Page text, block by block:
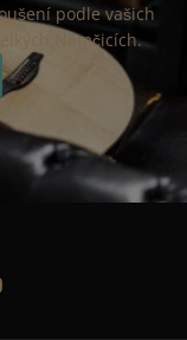
podle vašich
Němčicích.